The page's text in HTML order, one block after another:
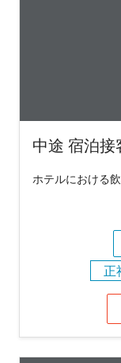
中途 宿泊
ホテルにおける
正